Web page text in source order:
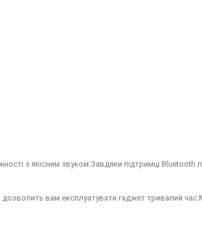
з якісним звуком.Завдяки підтримці
вам експлуатувати гаджет тривалий